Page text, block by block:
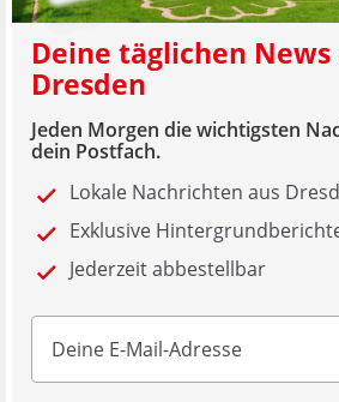
Deine täglichen News
Dresden
Jeden Morgen die wichtigsten
dein Postfach.
Lokale Nachrichten aus
Exklusive
Jederzeit abbestellbar